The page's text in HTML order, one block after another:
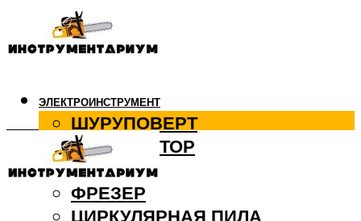
ЭЛЕКТРОИНСТРУМЕНТ
ШУРУПОВЕРТ
ПЕРФОРАТОР
ДРЕЛЬ
ФРЕЗЕР
ЦИРКУЛЯРНАЯ ПИЛА